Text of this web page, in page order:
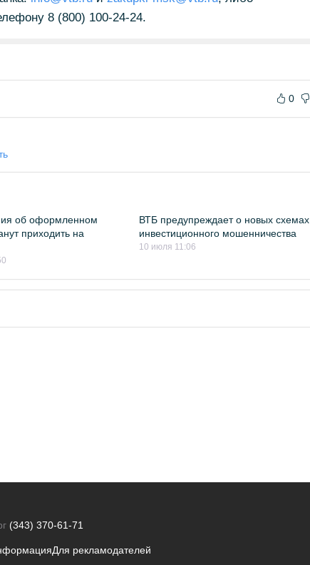
8 (800) 100-24-24.
0
об оформленном
приходить на
ВТБ предупреждает о новых схемах
инвестиционного мошенничества
10 июля 11:06
(343) 370-61-71
Для рекламодателей